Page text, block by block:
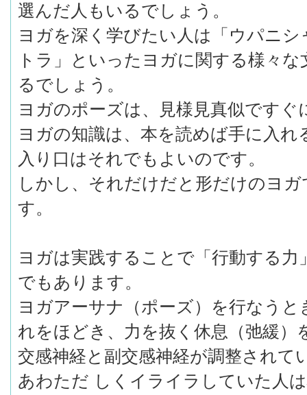
選んだ人もいるでしょう。
ヨガを深く学びたい人は「ウパニ
トラ」といったヨガに関する様々
るでしょう。
ヨガのポーズは、見様見真似ですぐ
ヨガの知識は、本を読めば手に入
入り口はそれでもよいのです。
しかし、それだけだと形だけのヨ
す。
ヨガは実践することで「行動する
でもあります。
ヨガアーサナ（ポーズ）を行なうと
れをほどき、力を抜く休息（弛緩）
交感神経と副交感神経が調整されて
あわただ しくイライラしていた人